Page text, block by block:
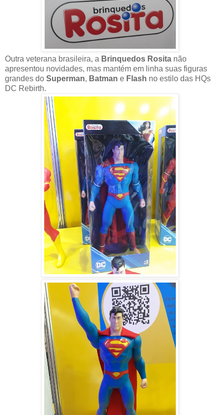
Outra veterana brasileira, a Brinquedos Rosita não
apresentou novidades, mas mantém em linha suas figuras
grandes do Superman, Batman e Flash no estilo das HQs
DC Rebirth.